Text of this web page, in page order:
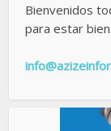
Bienvenidos
para estar